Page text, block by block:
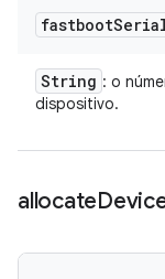
fastboot
String : o
dispositivo.
allocate